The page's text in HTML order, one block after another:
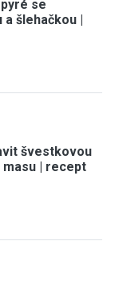
se
a šlehačkou |
švestkovou
masu | recept